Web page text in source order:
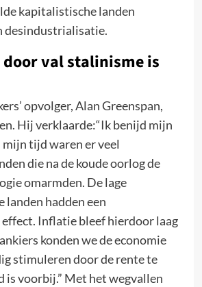
kapitalistische landen
desindustrialisatie.
door val stalinisme is
opvolger, Alan Greenspan,
Hij verklaarde:“Ik benijd mijn
tijd waren er veel
die na de koude oorlog de
omarmden. De lage
landen hadden een
Inflatie bleef hierdoor laag
konden we de economie
stimuleren door de rente te
is voorbij.” Met het wegvallen